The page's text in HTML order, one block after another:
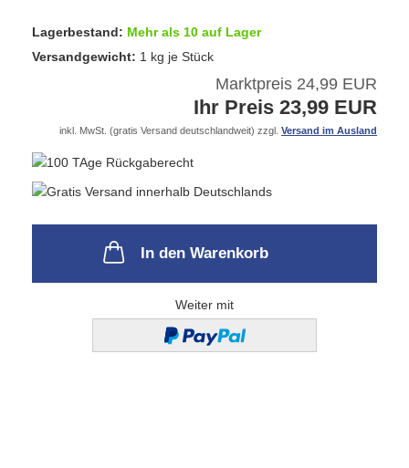
Lagerbestand: Mehr als 10 auf Lager
Versandgewicht: 1 kg je Stück
Marktpreis 24,99 EUR
Ihr Preis 23,99 EUR
inkl. MwSt. (gratis Versand deutschlandweit) zzgl. Versand im Ausland
In den Warenkorb
Weiter mit